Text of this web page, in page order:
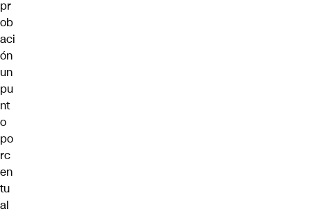
pr
ob
aci
ón
un
pu
nt
o
po
rc
en
tu
al